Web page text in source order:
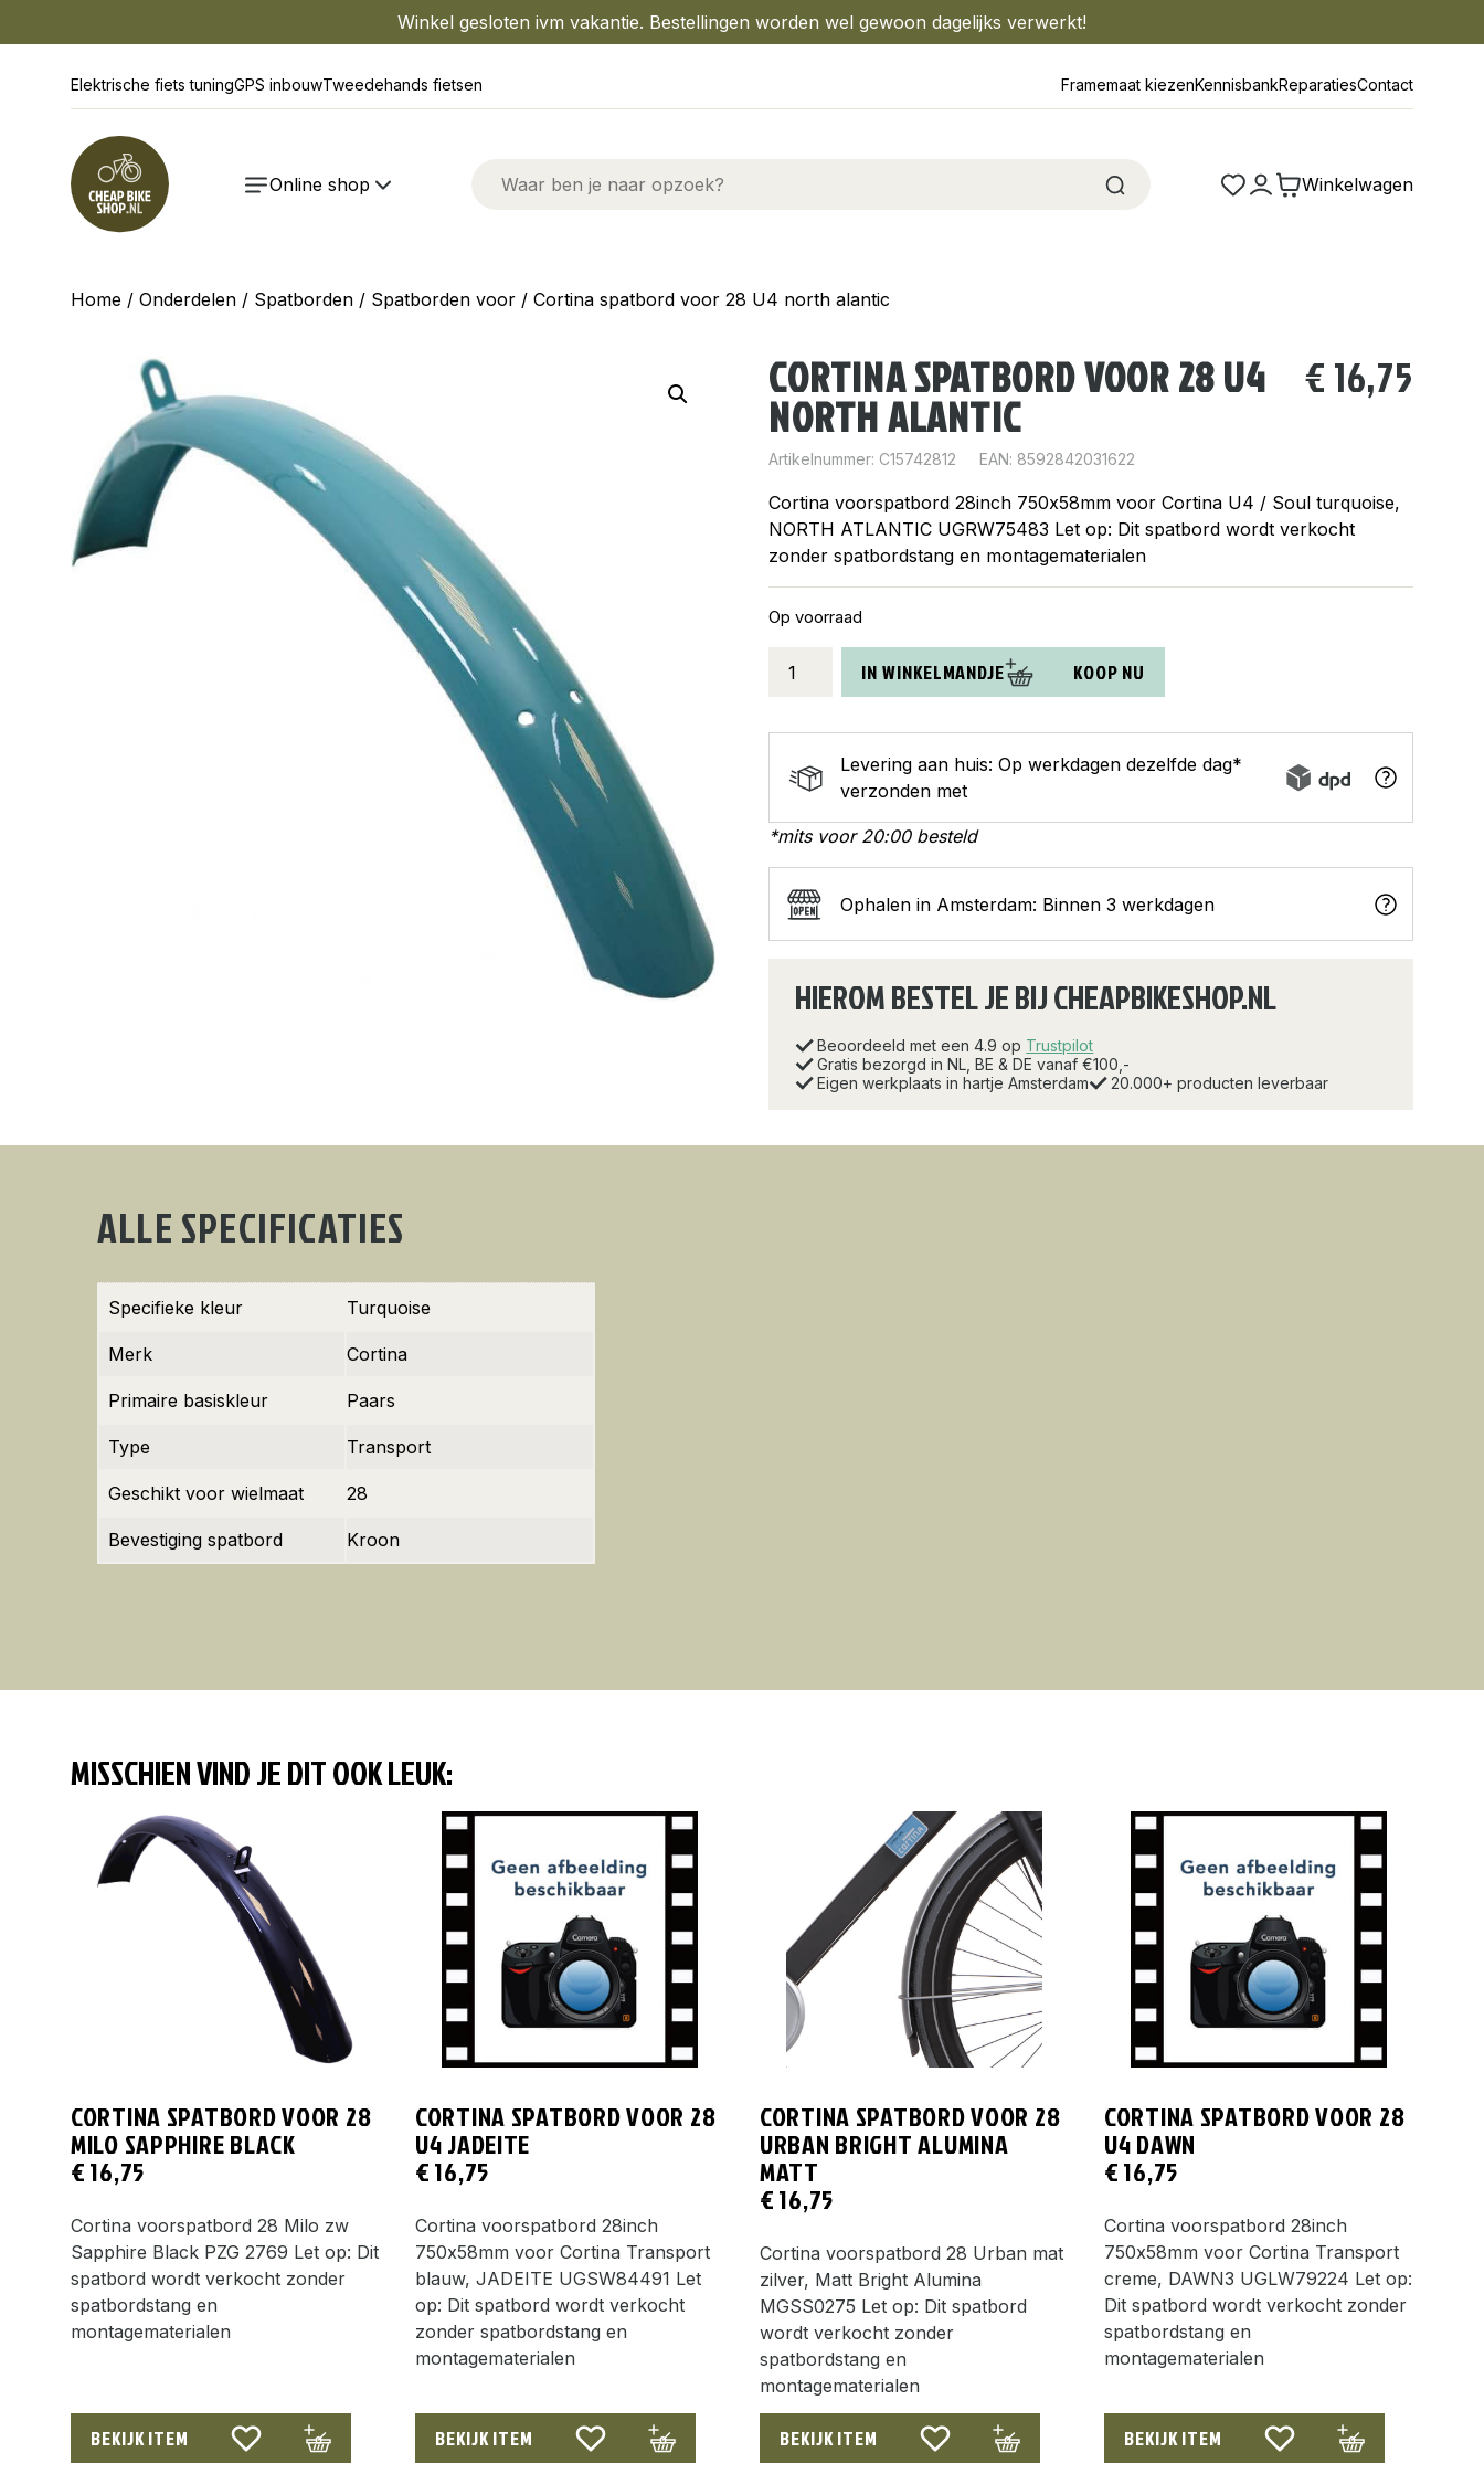
Winkel gesloten ivm vakantie. Bestellingen worden wel gewoon dagelijks verwerkt!
Elektrische fiets tuningGPS inbouwTweedehands fietsen Framemaat kiezenKennisbankReparatiesContact
Online shop Winkelwagen
Home / Onderdelen / Spatborden / Spatborden voor / Cortina spatbord voor 28 U4 north alantic
CORTINA SPATBORD VOOR 28 U4
NORTH ALANTIC
€ 16,75
Artikelnummer: C15742812 EAN: 8592842031622
Cortina voorspatbord 28inch 750x58mm voor Cortina U4 / Soul turquoise,
NORTH ATLANTIC UGRW75483 Let op: Dit spatbord wordt verkocht
zonder spatbordstang en montagematerialen
Op voorraad
spatbord
28
U4
north
alantic
aantal
IN WINKELMANDJE KOOP NU
Levering aan huis: Op werkdagen dezelfde dag*
verzonden met
*mits voor 20:00 besteld
Ophalen in Amsterdam: Binnen 3 werkdagen
HIEROM BESTEL JE BIJ CHEAPBIKESHOP.NL
Beoordeeld met een 4.9 op Trustpilot
Gratis bezorgd in NL, BE & DE vanaf €100,-
Eigen werkplaats in hartje Amsterdam
20.000+ producten leverbaar
ALLE SPECIFICATIES
Specifieke kleur Turquoise
Merk Cortina
Primaire basiskleur Paars
Type Transport
Geschikt voor wielmaat 28
Bevestiging spatbord Kroon
MISSCHIEN VIND JE DIT OOK LEUK:
CORTINA SPATBORD VOOR 28
MILO SAPPHIRE BLACK
€16,75
Cortina voorspatbord 28 Milo zw
Sapphire Black PZG 2769 Let op: Dit
spatbord wordt verkocht zonder
spatbordstang en
montagematerialen
BEKIJK ITEM
CORTINA SPATBORD VOOR 28
U4 JADEITE
€16,75
Cortina voorspatbord 28inch
750x58mm voor Cortina Transport
blauw, JADEITE UGSW84491 Let
op: Dit spatbord wordt verkocht
zonder spatbordstang en
montagematerialen
BEKIJK ITEM
CORTINA SPATBORD VOOR 28
URBAN BRIGHT ALUMINA
MATT
€16,75
Cortina voorspatbord 28 Urban mat
zilver, Matt Bright Alumina
MGSS0275 Let op: Dit spatbord
wordt verkocht zonder
spatbordstang en
montagematerialen
BEKIJK ITEM
CORTINA SPATBORD VOOR 28
U4 DAWN
€16,75
Cortina voorspatbord 28inch
750x58mm voor Cortina Transport
creme, DAWN3 UGLW79224 Let op:
Dit spatbord wordt verkocht zonder
spatbordstang en
montagematerialen
BEKIJK ITEM